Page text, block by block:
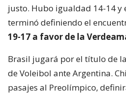
justo. Hubo igualdad 14-14 y
terminó definiendo el
19-17 a favor de la
Brasil jugará por el título de
de Voleibol ante Argentina.
pasajes al Preolímpico,